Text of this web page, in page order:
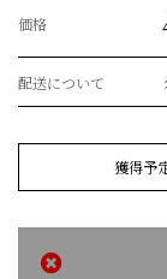
価格
配送について
獲得予